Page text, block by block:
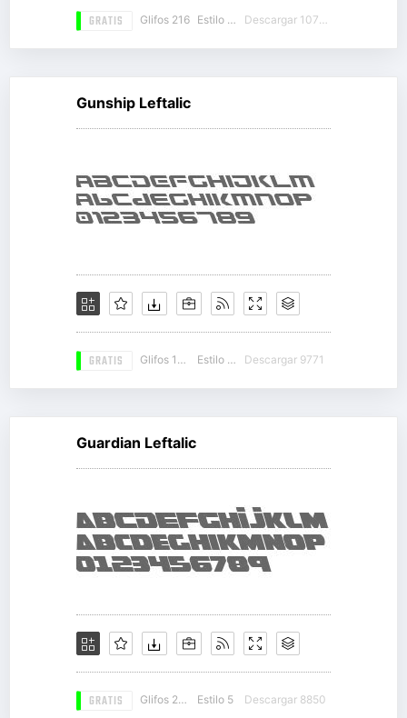
GRATIS Glifos 216 Estilo 19 Descargar 10762
Gunship Leftalic
GRATIS Glifos 106 Estilo 19 Descargar 9771
Guardian Leftalic
GRATIS Glifos 214 Estilo 5 Descargar 8850